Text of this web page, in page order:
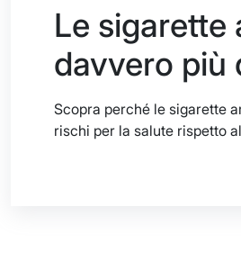
professionisti
Chi siamo
Le domande più frequenti
Le sigarette
davvero più
Scopra perché le sigarette
rischi per la salute rispetto